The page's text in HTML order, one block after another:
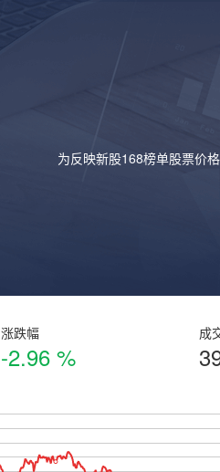
为反映新股168榜单股票价
涨跌幅
-2.96 %
成